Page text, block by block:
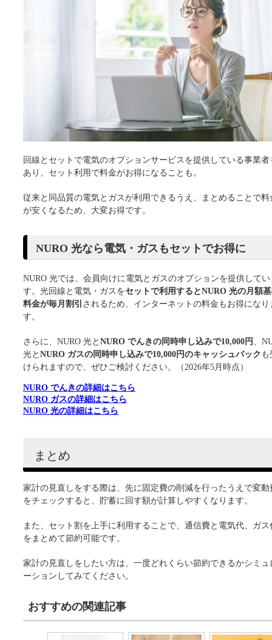
回線とセットで電気のオプションサービスを提供している事業者
あり、セット利用で料金がお得になることも。
従来と同品質の電気とガスが利用できるうえ、まとめることで料
が安くなるため、大変お得です。
NURO 光なら電気・ガスもセットでお得に
NURO 光では、会員向けに電気とガスのオプションを提供してい
す。光回線と電気・ガスをセットで利用するとNURO 光の月額
料金が毎月割引 されるため、インターネットの料金もお得になり
す。
さらに、NURO 光と NURO でんきの同時申し込みで10,000円
、
光と NURO ガスの同時申し込みで10,000円のキャッシュバック も
けられますので、ぜひご検討ください。（2026年5月時点）
NURO でんきの詳細はこちら
NURO ガスの詳細はこちら
NURO 光の詳細はこちら
まとめ
家計の見直しをする際は、先に固定費の削減を行ったうえで変動
をチェックすると、貯蓄に回す額が計算しやすくなります。
また、セット割を上手に利用することで、通信費と電気代、ガス
をまとめて節約可能です。
家計の見直しをしたい方は、一度どれくらい節約できるかシミュ
ーションしてみてください。
おすすめの関連記事